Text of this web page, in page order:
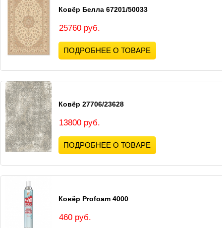
Ковёр Белла 67201/50033
25760 руб.
ПОДРОБНЕЕ О ТОВАРЕ
Ковёр 27706/23628
13800 руб.
ПОДРОБНЕЕ О ТОВАРЕ
Ковёр Profoam 4000
460 руб.